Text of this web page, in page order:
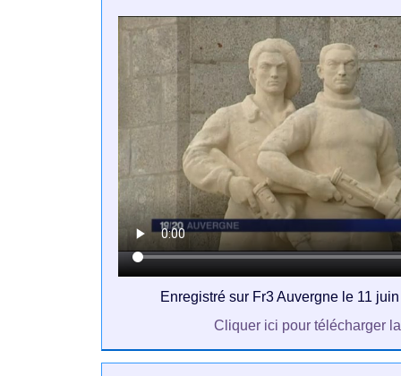
Enregistré sur Fr3 Auvergne le 11
Cliquer ici pour télécharger